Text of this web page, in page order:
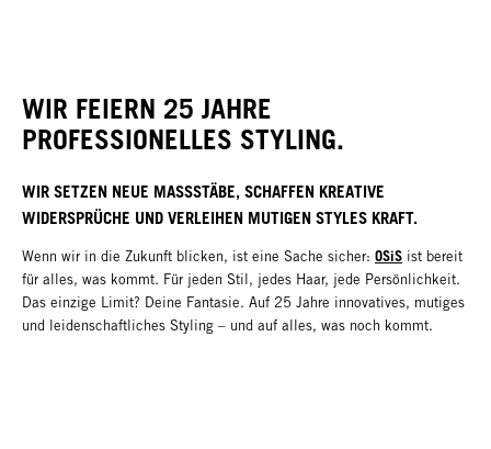
WIR FEIERN 25 JAHRE
PROFESSIONELLES STYLING.
WIR SETZEN NEUE MASSSTÄBE, SCHAFFEN KREATIVE
WIDERSPRÜCHE UND VERLEIHEN MUTIGEN STYLES KRAFT.
Wenn wir in die Zukunft blicken, ist eine Sache sicher: OSiS ist bereit
für alles, was kommt. Für jeden Stil, jedes Haar, jede Persönlichkeit.
Das einzige Limit? Deine Fantasie. Auf 25 Jahre innovatives, mutiges
und leidenschaftliches Styling – und auf alles, was noch kommt.